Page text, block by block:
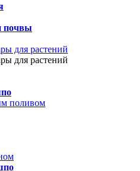
почвы
для растений
для растений
поливом